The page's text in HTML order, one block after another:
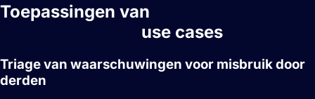
Toepassingen van
use cases
Triage van waarschuwingen voor misbruik door
derden